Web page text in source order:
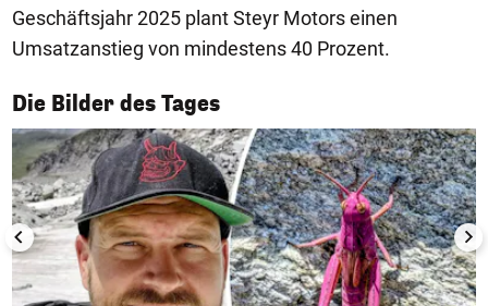
Geschäftsjahr 2025 plant Steyr Motors einen
Umsatzanstieg von mindestens 40 Prozent.
Die Bilder des Tages
1/50